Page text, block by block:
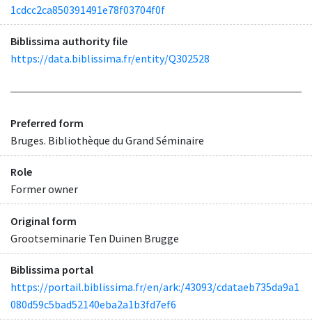
1cdcc2ca850391491e78f03704f0f
Biblissima authority file
https://data.biblissima.fr/entity/Q302528
Preferred form
Bruges. Bibliothèque du Grand Séminaire
Role
Former owner
Original form
Grootseminarie Ten Duinen Brugge
Biblissima portal
https://portail.biblissima.fr/en/ark:/43093/cdataeb735da9a1
080d59c5bad52140eba2a1b3fd7ef6